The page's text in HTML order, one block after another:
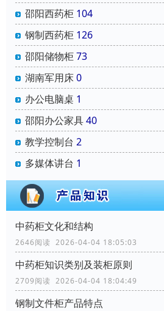
邵阳西药柜 104
钢制西药柜 126
邵阳储物柜73
湖南军用床0
办公电脑桌 1
邵阳办公家具40
教学控制台 2
多媒体讲台 1
中药柜文化和结构
2646阅读 2026-04-04 18:05:03
中药柜知识类别及装柜原则
2709阅读 2026-04-04 18:04:49
钢制文件柜产品特点